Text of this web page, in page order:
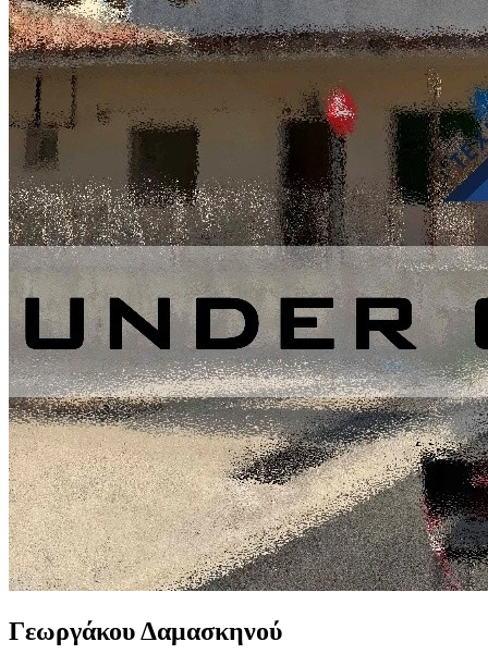
Γεωργάκου Δαμασκηνού